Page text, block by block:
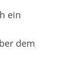
ein
dem